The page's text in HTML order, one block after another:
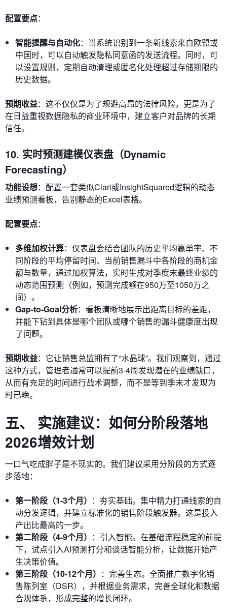
配置要点：
智能提醒与自动化：当系统识别到一条新线索来自欧盟或
中国时，可以自动触发隐私同意函的发送流程。同时，可
以设置规则，定期自动清理或匿名化处理超过存储期限的
历史数据。
预期收益：这不仅仅是为了规避高昂的法律风险，更是为了
在日益重视数据隐私的商业环境中，建立客户对品牌的长期
信任。
10. 实时预测建模仪表盘（Dynamic
Forecasting）
功能设想：配置一套类似Clari或InsightSquared逻辑的动态
业绩预测看板，告别静态的Excel表格。
配置要点：
多维加权计算：仪表盘会结合团队的历史平均赢单率、不
同阶段的平均停留时间、当前销售漏斗中各阶段的商机金
额与数量，通过加权算法，实时生成对季度末最终业绩的
动态范围预测（例如，预测完成额在950万至1050万之
间）。
Gap-to-Goal分析：看板清晰地展示出距离目标的差距，
并能下钻到具体是哪个团队或哪个销售的漏斗健康度出现
了问题。
预期收益：它让销售总监拥有了“水晶球”。我们观察到，通过
这种方式，管理者通常可以提前3-4周发现潜在的业绩缺口，
从而有充足的时间进行战术调整，而不是等到季末才发现为
时已晚。
五、 实施建议：如何分阶段落地
2026增效计划
一口气吃成胖子是不现实的。我们建议采用分阶段的方式逐
步落地：
第一阶段（1-3个月） ：夯实基础。集中精力打通线索的自
动分发逻辑，并建立标准化的销售阶段触发器。这是投入
产出比最高的一步。
第二阶段（4-9个月） ：引入智能。在基础流程稳定的前提
下，试点引入AI预测打分和谈话智能分析，让数据开始产
生决策价值。
第三阶段（10-12个月） ：完善生态。全面推广数字化销
售陈列室（DSR），并根据业务需求，完善全球化和数据
合规体系，形成完整的增长闭环。